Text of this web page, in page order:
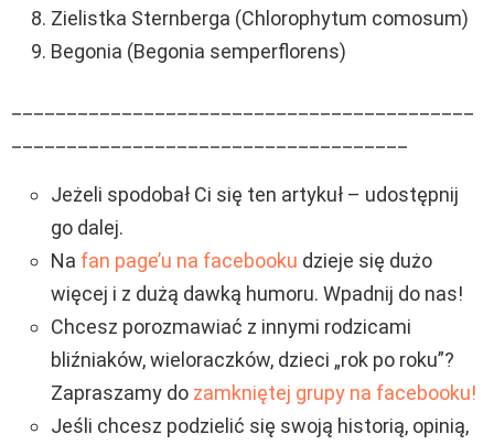
Zielistka Sternberga (Chlorophytum comosum)
Begonia (Begonia semperflorens)
Jeżeli spodobał Ci się ten artykuł – udostępnij
go dalej.
Na fan page’u na facebooku dzieje się dużo
więcej i z dużą dawką humoru. Wpadnij do nas!
Chcesz porozmawiać z innymi rodzicami
bliźniaków, wieloraczków, dzieci „rok po roku”?
Zapraszamy do zamkniętej grupy na facebooku!
Jeśli chcesz podzielić się swoją historią, opinią,